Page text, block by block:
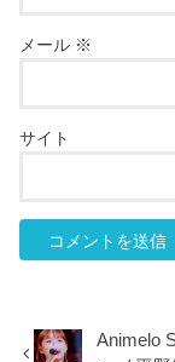
メール ※
サイト
Animelo